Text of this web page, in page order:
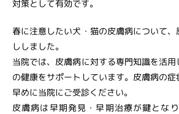
対策として有効です。
春に注意したい犬・猫の皮膚病について
ししました。
当院では、皮膚病に対する専門知識を活
の健康をサポートしています。皮膚病の症
早めに当院にご受診ください。
皮膚病は早期発見・早期治療が鍵とな